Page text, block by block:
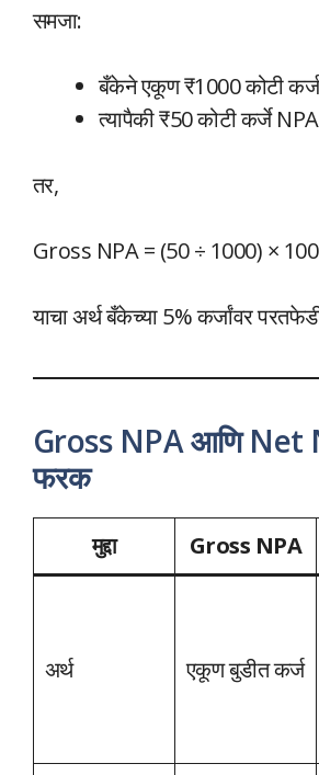
समजा:
बँकेने एकूण ₹1000 कोटी
त्यापैकी ₹50 कोटी कर्जे
तर,
Gross NPA = (50 ÷ 1000) ×
याचा अर्थ बँकेच्या 5% कर्जांवर
Gross NPA आणि Net
फरक
मुद्दा Gross NPA
अर्थ एकूण बुडीत कर्ज